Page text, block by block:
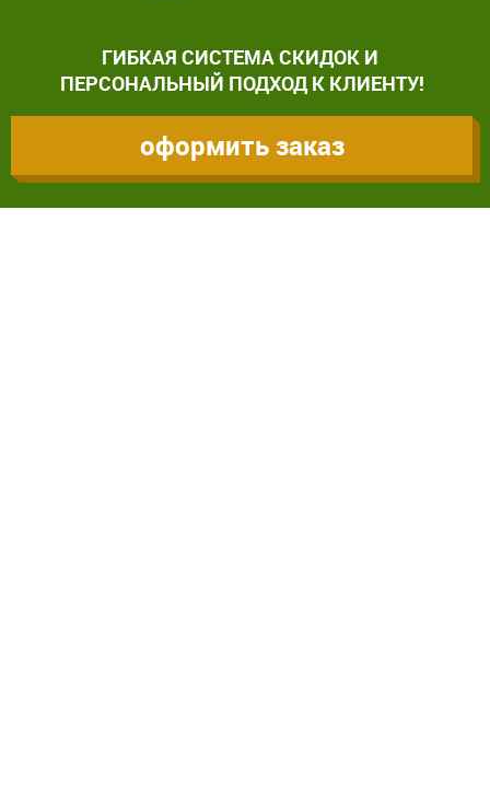
ГИБКАЯ СИСТЕМА СКИДОК И
ПЕРСОНАЛЬНЫЙ ПОДХОД К КЛИЕНТУ!
оформить заказ